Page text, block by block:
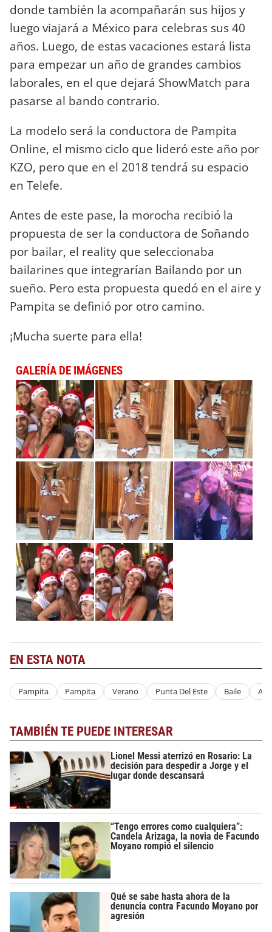
donde también la acompañarán sus hijos y
luego viajará a México para celebras sus 40
años. Luego, de estas vacaciones estará lista
para empezar un año de grandes cambios
laborales, en el que dejará ShowMatch para
pasarse al bando contrario.
La modelo será la conductora de Pampita
Online, el mismo ciclo que lideró este año por
KZO, pero que en el 2018 tendrá su espacio
en Telefe.
Antes de este pase, la morocha recibió la
propuesta de ser la conductora de Soñando
por bailar, el reality que seleccionaba
bailarines que integrarían Bailando por un
sueño. Pero esta propuesta quedó en el aire y
Pampita se definió por otro camino.
¡Mucha suerte para ella!
GALERÍA DE IMÁGENES
EN ESTA NOTA
Pampita Pampita Verano Punta Del Este Baile
TAMBIÉN TE PUEDE INTERESAR
Lionel Messi aterrizó en Rosario: La
decisión para despedir a Jorge y el
lugar donde descansará
“Tengo errores como cualquiera”:
Candela Arizaga, la novia de Facundo
Moyano rompió el silencio
Qué se sabe hasta ahora de la
denuncia contra Facundo Moyano por
agresión